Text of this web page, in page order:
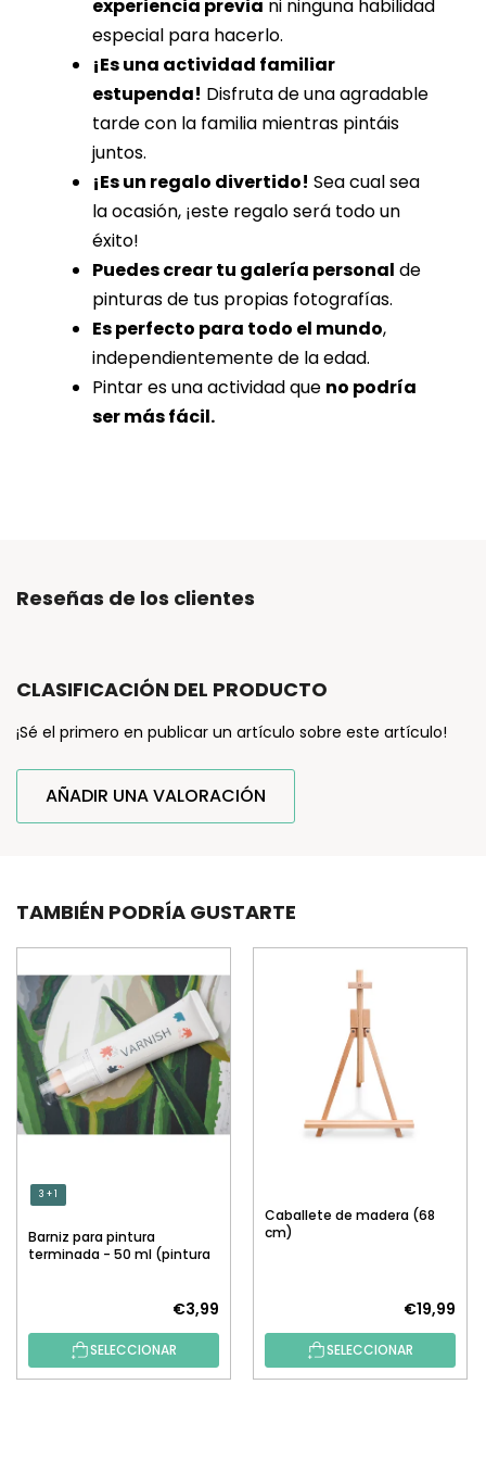
experiencia previa ni ninguna habilidad
especial para hacerlo.
¡Es una actividad familiar
estupenda! Disfruta de una agradable
tarde con la familia mientras pintáis
juntos.
¡Es un regalo divertido! Sea cual sea
la ocasión, ¡este regalo será todo un
éxito!
Puedes crear tu galería personal de
pinturas de tus propias fotografías.
Es perfecto para todo el mundo,
independientemente de la edad.
Pintar es una actividad que no podría
ser más fácil.
Reseñas de los clientes
CLASIFICACIÓN DEL PRODUCTO
¡Sé el primero en publicar un artículo sobre este artículo!
AÑADIR UNA VALORACIÓN
TAMBIÉN PODRÍA GUSTARTE
3 + 1
Barniz para pintura
terminada - 50 ml (pintura
€3,99
SELECCIONAR
Caballete de madera (68
cm)
€19,99
SELECCIONAR